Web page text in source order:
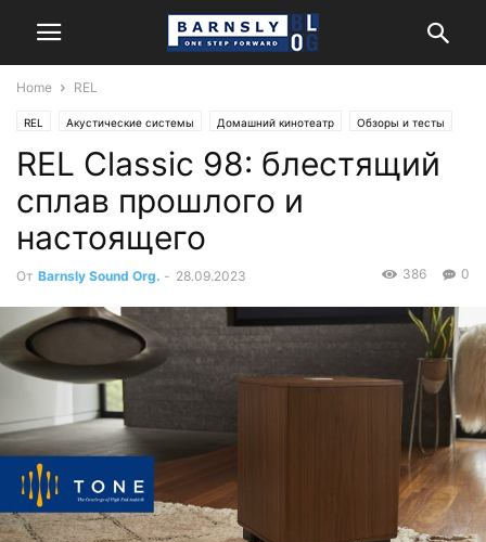
Home REL
REL Акустические системы Домашний кинотеатр Обзоры и тесты
Стерео
REL Classic 98: блестящий
сплав прошлого и
настоящего
От Barnsly Sound Org. - 28.09.2023 0
386